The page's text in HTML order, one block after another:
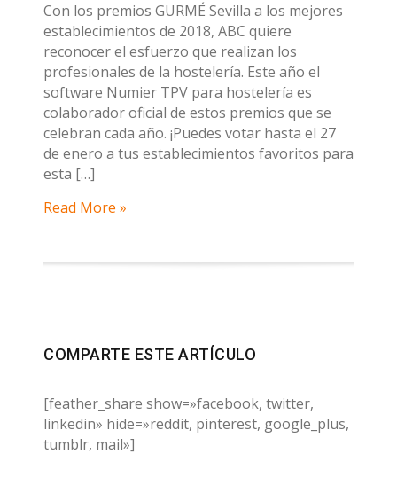
Con los premios GURMÉ Sevilla a los mejores
establecimientos de 2018, ABC quiere
reconocer el esfuerzo que realizan los
profesionales de la hostelería. Este año el
software Numier TPV para hostelería es
colaborador oficial de estos premios que se
celebran cada año. ¡Puedes votar hasta el 27
de enero a tus establecimientos favoritos para
esta […]
Read More »
COMPARTE ESTE ARTÍCULO
[feather_share show=»facebook, twitter,
linkedin» hide=»reddit, pinterest, google_plus,
tumblr, mail»]